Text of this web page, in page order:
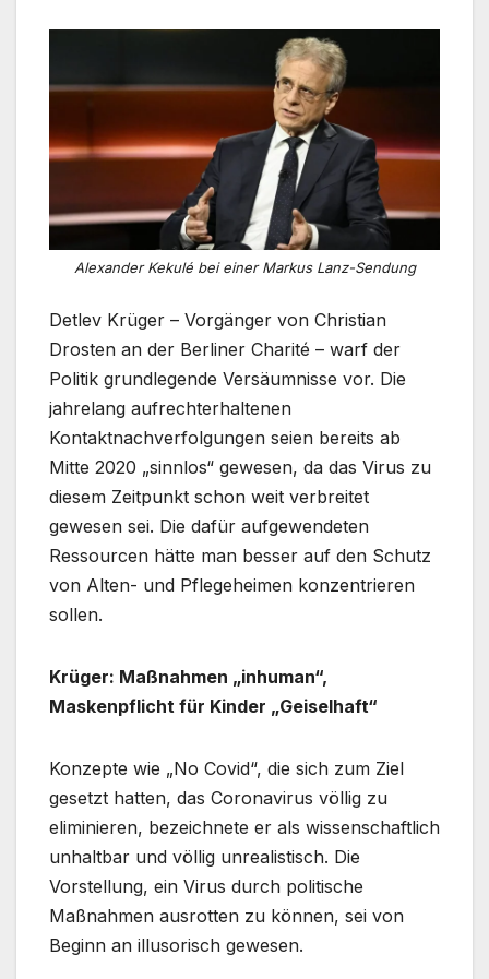
Alexander Kekulé bei einer Markus Lanz-Sendung
Detlev Krüger – Vorgänger von Christian
Drosten an der Berliner Charité – warf der
Politik grundlegende Versäumnisse vor. Die
jahrelang aufrechterhaltenen
Kontaktnachverfolgungen seien bereits ab
Mitte 2020 „sinnlos“ gewesen, da das Virus zu
diesem Zeitpunkt schon weit verbreitet
gewesen sei. Die dafür aufgewendeten
Ressourcen hätte man besser auf den Schutz
von Alten- und Pflegeheimen konzentrieren
sollen​.
Krüger: Maßnahmen „inhuman“,
Maskenpflicht für Kinder „Geiselhaft“
Konzepte wie „No Covid“, die sich zum Ziel
gesetzt hatten, das Coronavirus völlig zu
eliminieren, bezeichnete er als wissenschaftlich
unhaltbar und völlig unrealistisch. Die
Vorstellung, ein Virus durch politische
Maßnahmen ausrotten zu können, sei von
Beginn an illusorisch gewesen.